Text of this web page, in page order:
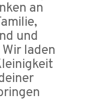
an
und
laden